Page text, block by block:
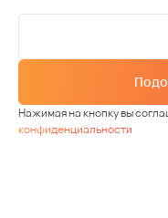
Нажимая на кнопку вы
конфиденциальности